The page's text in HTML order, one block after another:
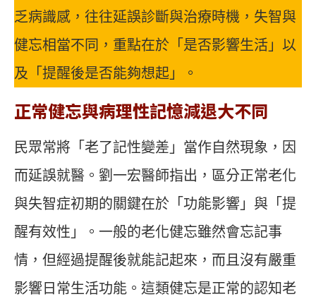
乏病識感，往往延誤診斷與治療時機，失智與
健忘相當不同，重點在於「是否影響生活」以
及「提醒後是否能夠想起」。
正常健忘與病理性記憶減退大不同
民眾常將「老了記性變差」當作自然現象，因
而延誤就醫。劉一宏醫師指出，區分正常老化
與失智症初期的關鍵在於「功能影響」與「提
醒有效性」。一般的老化健忘雖然會忘記事
情，但經過提醒後就能記起來，而且沒有嚴重
影響日常生活功能。這類健忘是正常的認知老